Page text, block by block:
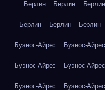
Берлин Берлин Берлин
Берлин Берлин Берлин
Буэнос-Айрес Буэнос-Айрес
Буэнос-Айрес Буэнос-Айрес
Буэнос-Айрес Буэнос-Айрес